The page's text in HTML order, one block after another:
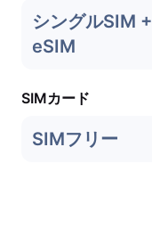
シングルSIM +
eSIM
SIMカード
SIMフリー